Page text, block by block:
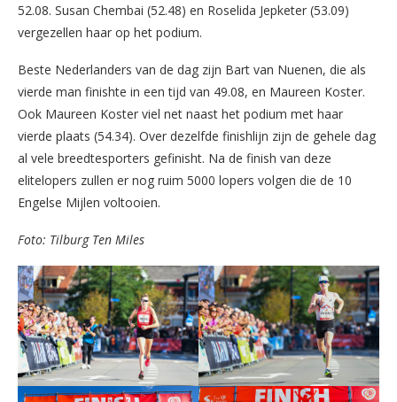
52.08. Susan Chembai (52.48) en Roselida Jepketer (53.09)
vergezellen haar op het podium.
Beste Nederlanders van de dag zijn Bart van Nuenen, die als
vierde man finishte in een tijd van 49.08, en Maureen Koster.
Ook Maureen Koster viel net naast het podium met haar
vierde plaats (54.34). Over dezelfde finishlijn zijn de gehele dag
al vele breedtesporters gefinisht. Na de finish van deze
elitelopers zullen er nog ruim 5000 lopers volgen die de 10
Engelse Mijlen voltooien.
Foto: Tilburg Ten Miles